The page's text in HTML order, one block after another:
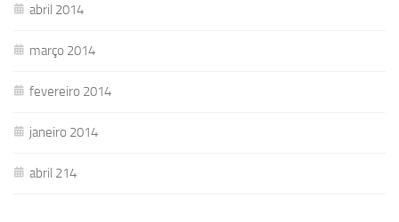
abril 2014
março 2014
fevereiro 2014
janeiro 2014
abril 214